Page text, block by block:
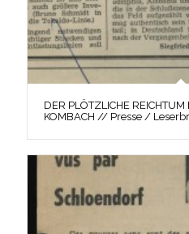
DER PLÖTZLICHE
KOMBACH // Presse /